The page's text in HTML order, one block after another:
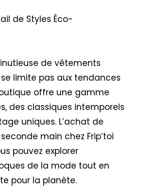
de Styles Éco-
de vêtements
limite pas aux tendances
offre une gamme
des classiques intemporels
uniques. L’achat de
main chez Frip’toi
pouvez explorer
de la mode tout en
pour la planète.